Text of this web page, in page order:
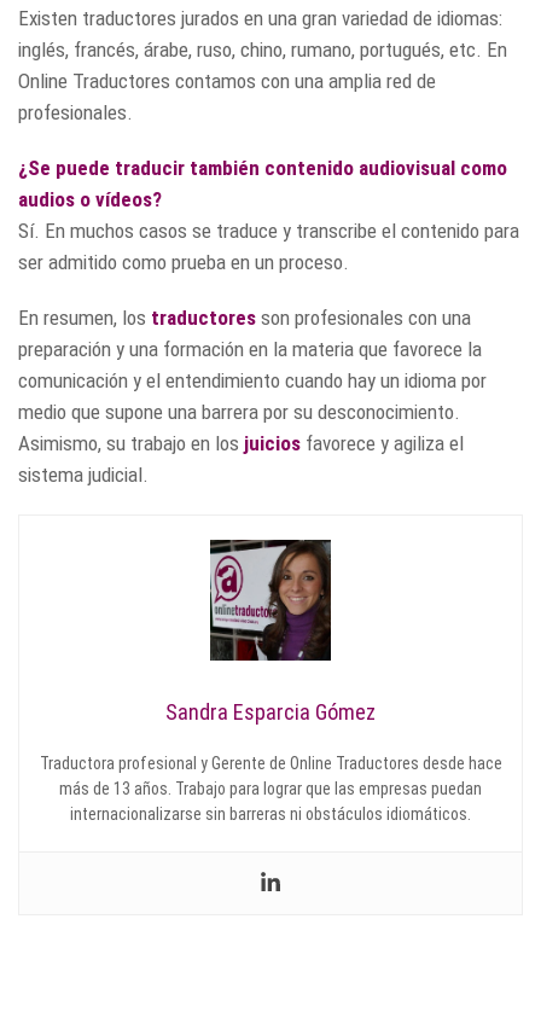
Existen traductores jurados en una gran variedad de idiomas:
inglés, francés, árabe, ruso, chino, rumano, portugués, etc. En
Online Traductores contamos con una amplia red de
profesionales.
¿Se puede traducir también contenido audiovisual como
audios o vídeos?
Sí. En muchos casos se traduce y transcribe el contenido para
ser admitido como prueba en un proceso.
En resumen, los traductores son profesionales con una
preparación y una formación en la materia que favorece la
comunicación y el entendimiento cuando hay un idioma por
medio que supone una barrera por su desconocimiento.
Asimismo, su trabajo en los juicios favorece y agiliza el
sistema judicial.
Sandra Esparcia Gómez
Traductora profesional y Gerente de Online Traductores desde hace
más de 13 años. Trabajo para lograr que las empresas puedan
internacionalizarse sin barreras ni obstáculos idiomáticos.